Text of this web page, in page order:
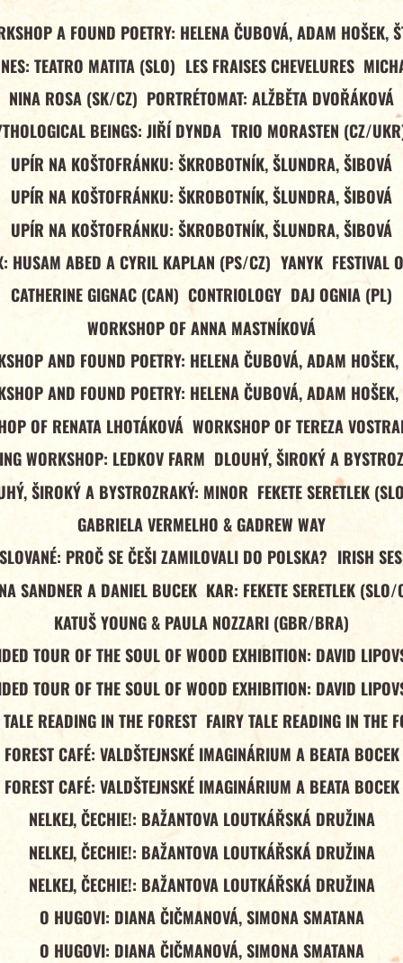
A FOUND POETRY: HELENA ČUBOVÁ, ADAM HOŠEK,
TEATRO MATITA (SLO) LES FRAISES CHEVELURES
NINA ROSA (SK/CZ) PORTRÉTOMAT: ALŽBĚTA DVOŘÁKOVÁ
BEINGS: JIŘÍ DYNDA TRIO MORASTEN (CZ/
UPÍR NA KOŠTOFRÁNKU: ŠKROBOTNÍK, ŠLUNDRA, ŠIBOVÁ
UPÍR NA KOŠTOFRÁNKU: ŠKROBOTNÍK, ŠLUNDRA, ŠIBOVÁ
UPÍR NA KOŠTOFRÁNKU: ŠKROBOTNÍK, ŠLUNDRA, ŠIBOVÁ
HUSAM ABED A CYRIL KAPLAN (PS/CZ) YANYK FESTIVAL
CATHERINE GIGNAC (CAN) CONTRIOLOGY DAJ OGNIA (PL)
WORKSHOP OF ANNA MASTNÍKOVÁ
AND FOUND POETRY: HELENA ČUBOVÁ, ADAM
AND FOUND POETRY: HELENA ČUBOVÁ, ADAM
OF RENATA LHOTÁKOVÁ WORKSHOP OF TEREZA
WORKSHOP: LEDKOV FARM DLOUHÝ, ŠIROKÝ A
ŠIROKÝ A BYSTROZRAKÝ: MINOR FEKETE SERETLEK
GABRIELA VERMELHO & GADREW WAY
PROČ SE ČEŠI ZAMILOVALI DO POLSKA? IRISH
SANDNER A DANIEL BUCEK KAR: FEKETE SERETLEK (SLO/
KATUŠ YOUNG & PAULA NOZZARI (GBR/BRA)
TOUR OF THE SOUL OF WOOD EXHIBITION: DAVID
TOUR OF THE SOUL OF WOOD EXHIBITION: DAVID
READING IN THE FOREST FAIRY TALE READING IN THE
FOREST CAFÉ: VALDŠTEJNSKÉ IMAGINÁRIUM A BEATA BOCEK
FOREST CAFÉ: VALDŠTEJNSKÉ IMAGINÁRIUM A BEATA BOCEK
NELKEJ, ČECHIE!: BAŽANTOVA LOUTKÁŘSKÁ DRUŽINA
NELKEJ, ČECHIE!: BAŽANTOVA LOUTKÁŘSKÁ DRUŽINA
NELKEJ, ČECHIE!: BAŽANTOVA LOUTKÁŘSKÁ DRUŽINA
O HUGOVI: DIANA ČIČMANOVÁ, SIMONA SMATANA
O HUGOVI: DIANA ČIČMANOVÁ, SIMONA SMATANA